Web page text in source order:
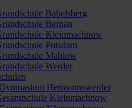
Babelsberg
Bernau
Kleinmachnow
Potsdam
Mahlow
Werder
Hermannswerder
Kleinmachnow